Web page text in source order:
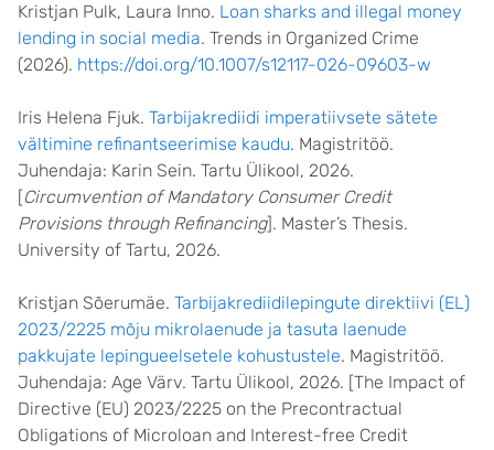
Kristjan Pulk, Laura Inno. Loan sharks and illegal money
lending in social media. Trends in Organized Crime
(2026). https://doi.org/10.1007/s12117-026-09603-w
Iris Helena Fjuk. Tarbijakrediidi imperatiivsete sätete
vältimine refinantseerimise kaudu. Magistritöö.
Juhendaja: Karin Sein. Tartu Ülikool, 2026.
[Circumvention of Mandatory Consumer Credit
Provisions through Refinancing]. Master’s Thesis.
University of Tartu, 2026.
Kristjan Sõerumäe. Tarbijakrediidilepingute direktiivi (EL)
2023/2225 mõju mikrolaenude ja tasuta laenude
pakkujate lepingueelsetele kohustustele. Magistritöö.
Juhendaja: Age Värv. Tartu Ülikool, 2026. [The Impact of
Directive (EU) 2023/2225 on the Precontractual
Obligations of Microloan and Interest-free Credit